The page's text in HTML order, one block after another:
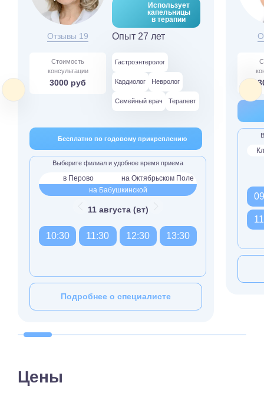
Отзывы 19
Использует
капельницы
в терапии
Опыт 27 лет
Стоимость
консультации
3000 руб
Гастроэнтеролог
Кардиолог Невролог
Семейный врач Терапевт
Бесплатно по годовому прикреплению
Выберите филиал и удобное время приема
в Перово
на Октябрьском Поле
на Бабушкинской
11 августа (вт)
10:30 11:30 12:30 13:30
Подробнее о специалисте
Цены